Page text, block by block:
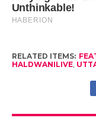
RELATED ITEMS:
HALDWANILIVE,